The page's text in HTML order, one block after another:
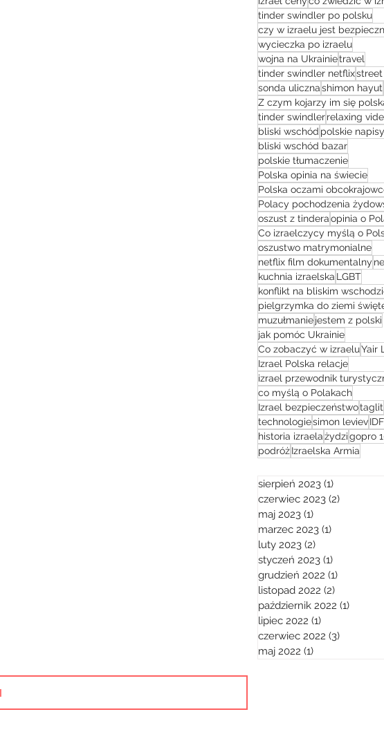
tinder swindler po polsku
czy w izraelu jest
wycieczka po izraelu
wojna na Ukrainietravel
tinder swindler netflix
sonda ulicznashimon hayut
Z czym kojarzy im się
tinder swindlerrelaxing
bliski wschód polskie napisy
bliski wschód bazar
polskie tłumaczenie
Polska opinia na świecie
Polska oczami
Polacy pochodzenia
oszust z tinderaopinia o
Co izraelczycy myślą o
oszustwo matrymonialne
netflix film dokumentalny
kuchnia izraelska LGBT
konflikt na bliskim
pielgrzymka do ziemi
muzułmaniejestem z polski
jak pomóc Ukrainie
Co zobaczyć w izraeluYair
Izrael Polska relacje
izrael przewodnik
co myślą o Polakach
Izrael bezpieczeństwotaglit
technologiesimon levievIDF
historia izraelażydzigopro
podróżIzraelska Armia
sierpień 2023 (1)
czerwiec 2023 (2)
maj 2023 (1)
marzec 2023 (1)
luty 2023 (2)
styczeń 2023 (1)
grudzień 2022 (1)
listopad 2022 (2)
październik 2022 (1)
lipiec 2022 (1)
czerwiec 2022 (3)
maj 2022 (1)